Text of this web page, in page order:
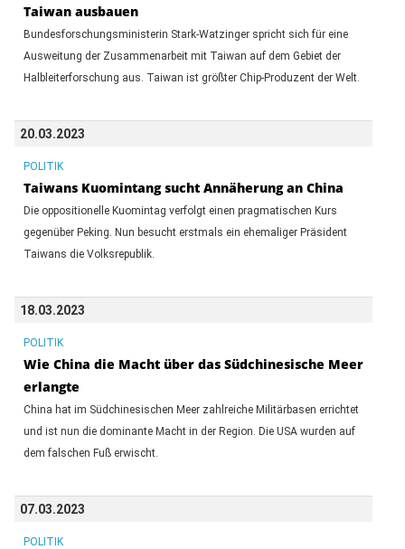
Taiwan ausbauen
Bundesforschungsministerin Stark-Watzinger spricht sich für eine
Ausweitung der Zusammenarbeit mit Taiwan auf dem Gebiet der
Halbleiterforschung aus. Taiwan ist größter Chip-Produzent der Welt.
20.03.2023
POLITIK
Taiwans Kuomintang sucht Annäherung an China
Die oppositionelle Kuomintag verfolgt einen pragmatischen Kurs
gegenüber Peking. Nun besucht erstmals ein ehemaliger Präsident
Taiwans die Volksrepublik.
18.03.2023
POLITIK
Wie China die Macht über das Südchinesische Meer
erlangte
China hat im Südchinesischen Meer zahlreiche Militärbasen errichtet
und ist nun die dominante Macht in der Region. Die USA wurden auf
dem falschen Fuß erwischt.
07.03.2023
POLITIK